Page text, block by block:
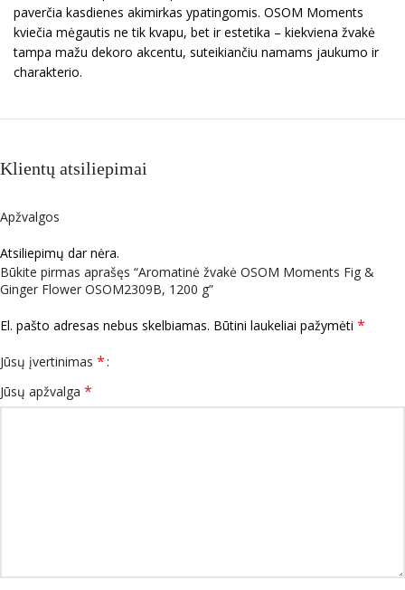
paverčia kasdienes akimirkas ypatingomis. OSOM Moments
kviečia mėgautis ne tik kvapu, bet ir estetika – kiekviena žvakė
tampa mažu dekoro akcentu, suteikiančiu namams jaukumo ir
charakterio.
Klientų atsiliepimai
Apžvalgos
Atsiliepimų dar nėra.
Būkite pirmas aprašęs “Aromatinė žvakė OSOM Moments Fig &
Ginger Flower OSOM2309B, 1200 g”
El. pašto adresas nebus skelbiamas. Būtini laukeliai pažymėti *
Jūsų įvertinimas *
Jūsų apžvalga *